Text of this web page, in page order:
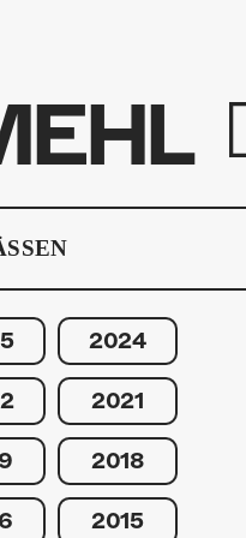
2024
2021
2018
2015